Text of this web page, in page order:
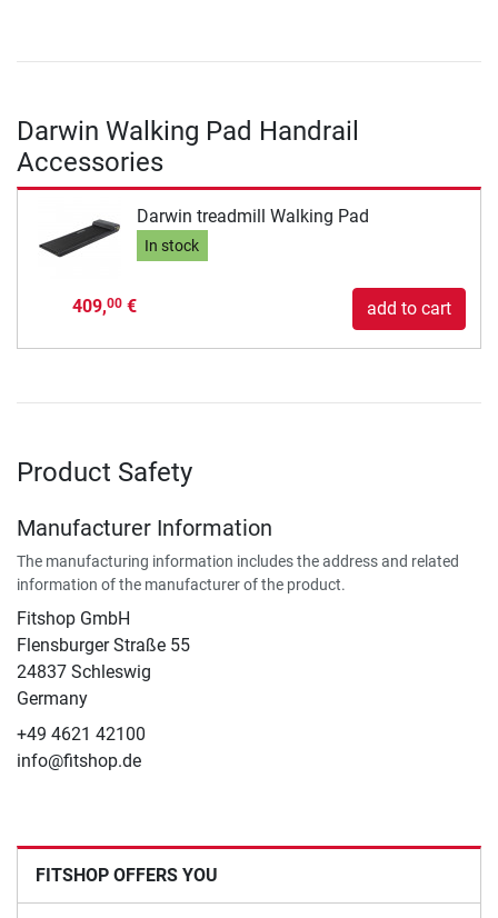
Darwin Walking Pad Handrail
Accessories
Darwin treadmill Walking Pad
In stock
409,00€ add to cart
Product Safety
Manufacturer Information
The manufacturing information includes the address and related
information of the manufacturer of the product.
Fitshop GmbH
Flensburger Straße 55
24837 Schleswig
Germany
+49 4621 42100
info@fitshop.de
FITSHOP OFFERS YOU